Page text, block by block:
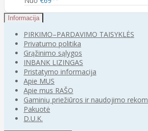
Informacija
PIRKIMO–PARDAVIMO TAISYKLĖS
Privatumo politika
Grąžinimo sąlygos
INBANK LIZINGAS
Pristatymo informacija
Apie MUS
Apie mus RAŠO
Gaminių priežiūros ir naudojimo
Pakuotė
D.U.K.